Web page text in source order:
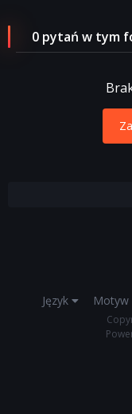
0 pytań w tym
Język Motyw